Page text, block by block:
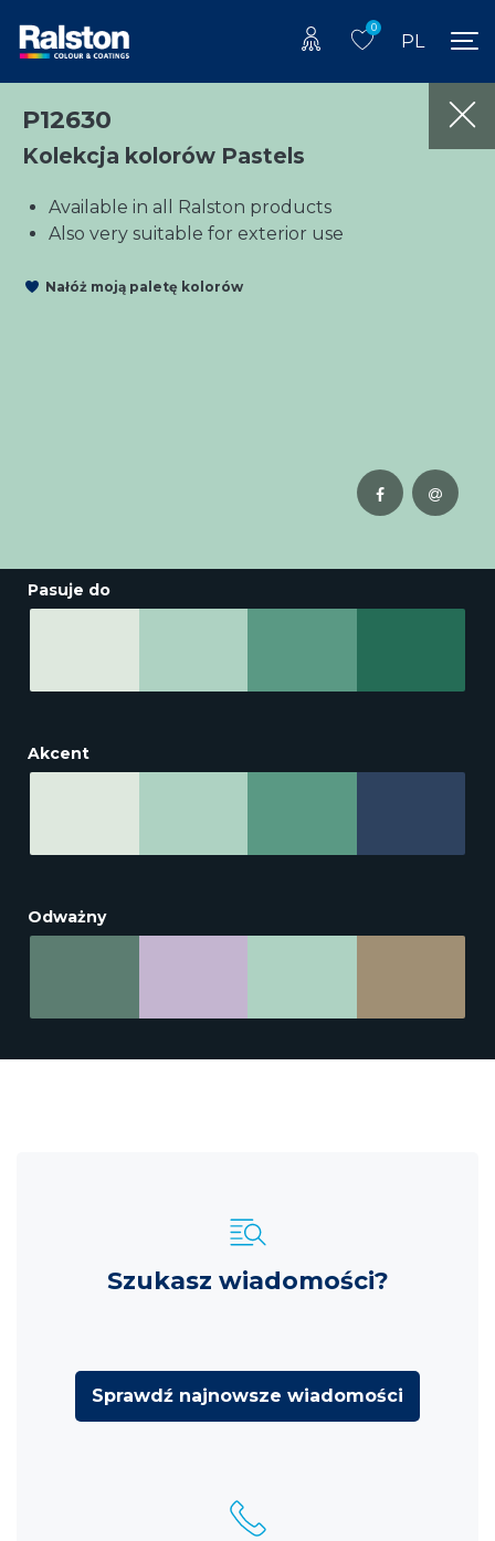
0
PL
P12630
Kolekcja kolorów Pastels
Available in all Ralston products
Also very suitable for exterior use
Nałóż moją paletę kolorów
Pasuje do
Akcent
Odważny
Szukasz wiadomości?
Sprawdź najnowsze wiadomości